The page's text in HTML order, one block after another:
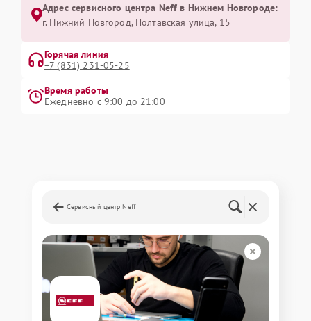
Адрес сервисного центра Neff в Нижнем Новгороде:
г. Нижний Новгород, Полтавская улица, 15
Горячая линия
+7 (831) 231-05-25
Время работы
Ежедневно с 9:00 до 21:00
Сервисный центр Neff